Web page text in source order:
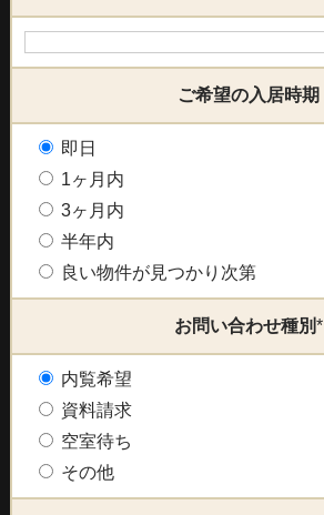
ご希望の入居時期
即日
1ヶ月内
3ヶ月内
半年内
良い物件が見つかり次第
お問い合わせ種別*
内覧希望
資料請求
空室待ち
その他